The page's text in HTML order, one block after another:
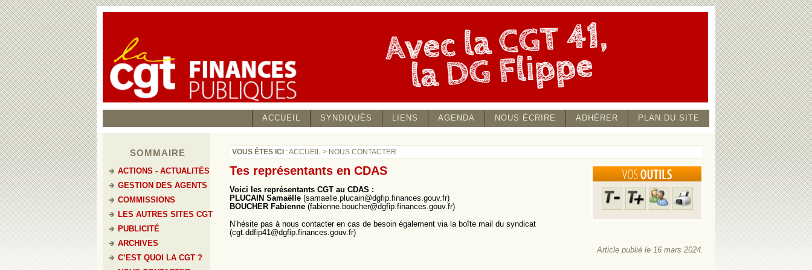
PLAN DU SITE
ADHÉRER
NOUS ÉCRIRE
AGENDA
LIENS
SYNDIQUÉS
ACCUEIL
SOMMAIRE
ACTIONS - ACTUALITÉS
GESTION DES AGENTS
COMMISSIONS
LES AUTRES SITES CGT
PUBLICITÉ
ARCHIVES
C’EST QUOI LA CGT ?
VOUS ÊTES ICI :ACCUEIL > NOUS CONTACTER
Tes représentants en CDAS
Voici les représentants CGT au CDAS :
PLUCAIN Samaëlle (samaelle.plucain@dgfip.finances.gouv.fr)
BOUCHER Fabienne (fabienne.boucher@dgfip.finances.gouv.fr)
N’hésite pas à nous contacter en cas de besoin également via la boîte mail du syndicat
(cgt.ddfip41@dgfip.finances.gouv.fr)
Article publié le 16 mars 2024.